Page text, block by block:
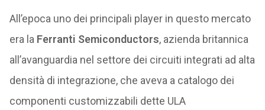
All’epoca uno dei principali player in questo mercato
era la Ferranti Semiconductors, azienda britannica
all’avanguardia nel settore dei circuiti integrati ad alta
densità di integrazione, che aveva a catalogo dei
componenti customizzabili dette ULA